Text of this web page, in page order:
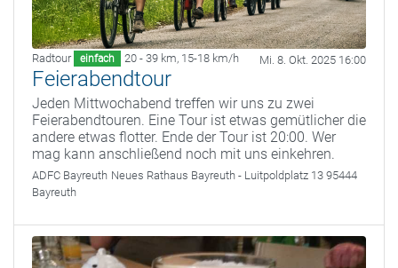
Radtour einfach 20 - 39 km, 15-18 km/h Mi. 8. Okt. 2025 16:00
Feierabendtour
Jeden Mittwochabend treffen wir uns zu zwei
Feierabendtouren. Eine Tour ist etwas gemütlicher die
andere etwas flotter. Ende der Tour ist 20:00. Wer
mag kann anschließend noch mit uns einkehren.
ADFC Bayreuth Neues Rathaus Bayreuth - Luitpoldplatz 13 95444
Bayreuth